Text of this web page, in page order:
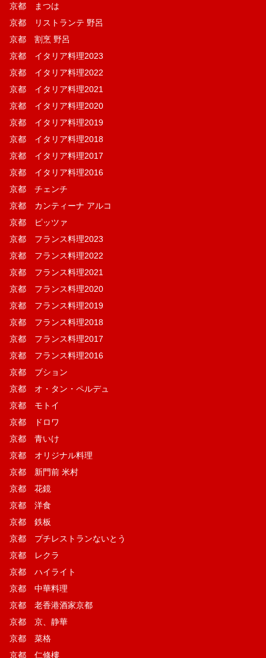
京都 まつは
京都 リストランテ 野呂
京都 割烹 野呂
京都 イタリア料理2023
京都 イタリア料理2022
京都 イタリア料理2021
京都 イタリア料理2020
京都 イタリア料理2019
京都 イタリア料理2018
京都 イタリア料理2017
京都 イタリア料理2016
京都 チェンチ
京都 カンティーナ アルコ
京都 ピッツァ
京都 フランス料理2023
京都 フランス料理2022
京都 フランス料理2021
京都 フランス料理2020
京都 フランス料理2019
京都 フランス料理2018
京都 フランス料理2017
京都 フランス料理2016
京都 ブション
京都 オ・タン・ペルデュ
京都 モトイ
京都 ドロワ
京都 青いけ
京都 オリジナル料理
京都 新門前 米村
京都 花鏡
京都 洋食
京都 鉄板
京都 プチレストランないとう
京都 レクラ
京都 ハイライト
京都 中華料理
京都 老香港酒家京都
京都 京、静華
京都 菜格
京都 仁修樓